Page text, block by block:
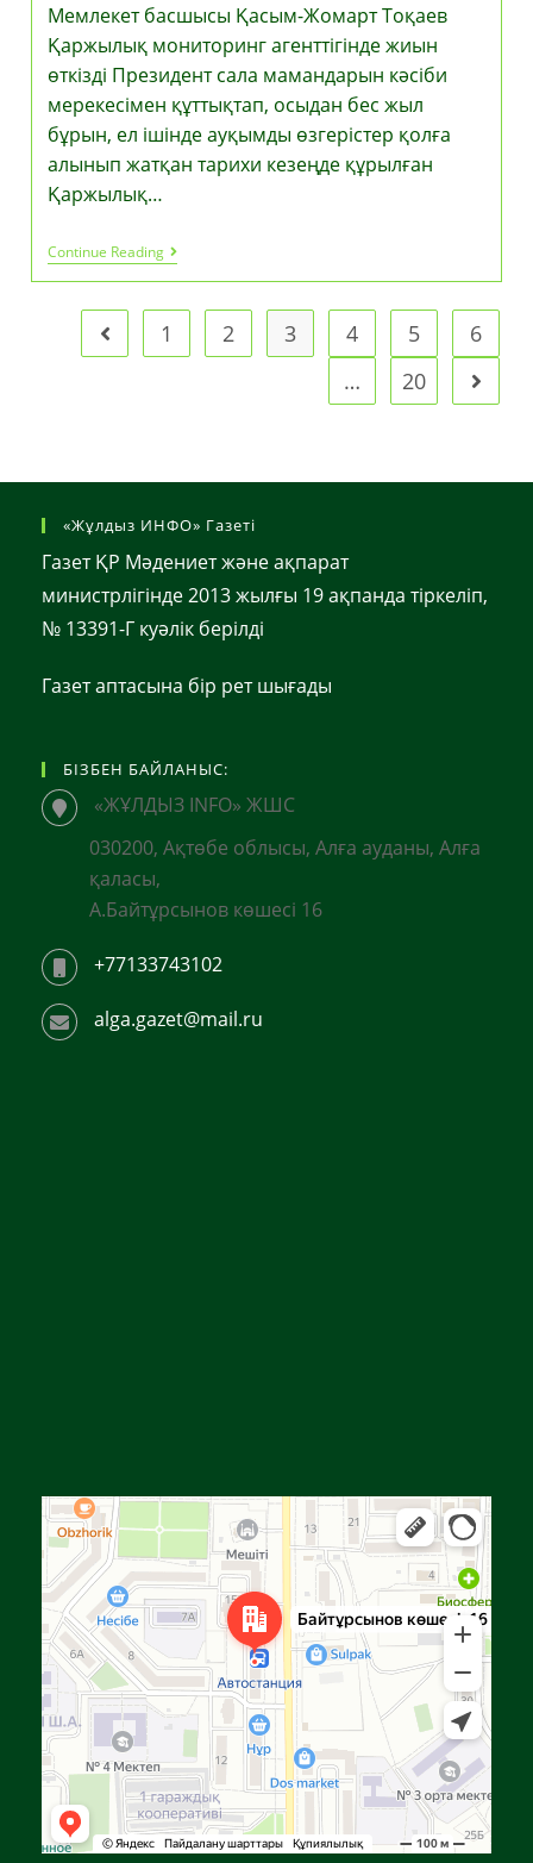
Мемлекет басшысы Қасым-Жомарт Тоқаев
Қаржылық мониторинг агенттігінде жиын
өткізді Президент сала мамандарын кәсіби
мерекесімен құттықтап, осыдан бес жыл
бұрын, ел ішінде ауқымды өзгерістер қолға
алынып жатқан тарихи кезеңде құрылған
Қаржылық…
Continue ReadingМемлекет
Басшысы
Қасым-
Жомарт
Тоқаев
Қаржылық
Go to the previous page
1 2 3 4 5
6
…
20 Go to
«Жұлдыз ИНФО» Газеті
Газет ҚР Мәдениет және ақпарат
министрлігінде 2013 жылғы 19 ақпанда тіркеліп,
№ 13391-Г куәлік берілді
Газет аптасына бір рет шығады
БІЗБЕН БАЙЛАНЫС:
«ЖҰЛДЫЗ INFO» ЖШС
030200, Ақтөбе облысы, Алға ауданы, Алға
қаласы,
А.Байтұрсынов көшесі 16
+77133743102
alga.gazet@mail.ru
Яндекс Карталар — көлік, навигация, орындарды іздеу